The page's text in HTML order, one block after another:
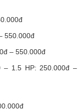
550.000đ
– 550.000đ
– 1.5 HP: 250.000đ –